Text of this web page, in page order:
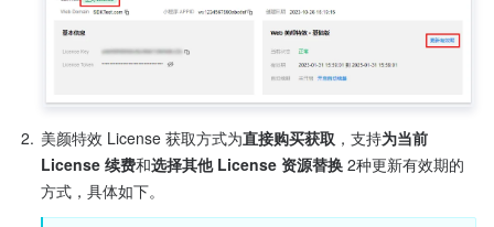
2. 美颜特效 License 获取方式为直接购买获取 ，支持为当前
License 续费和选择其他 License 资源替换 2种更新有效期的
方式，具体如下。